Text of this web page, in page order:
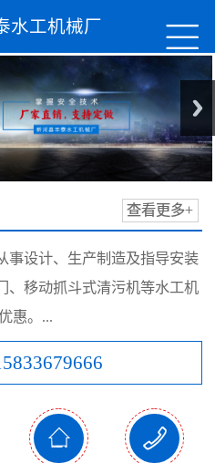

水工机械厂
查看更多+
事设计、生产制造及指导安装
、移动抓斗式清污机等水工机
惠。...
 